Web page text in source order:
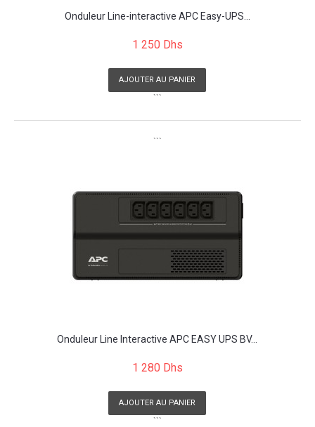
Onduleur Line-interactive APC Easy-UPS...
1 250 Dhs
AJOUTER AU PANIER
```
```
Onduleur Line Interactive APC EASY UPS BV...
1 280 Dhs
AJOUTER AU PANIER
```